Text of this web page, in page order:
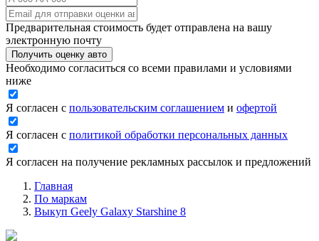
Предварительная стоимость будет отправлена на вашу
электронную почту
Получить оценку авто
Необходимо согласиться со всеми правилами и условиями
ниже
Я согласен с пользовательским соглашением и офертой
Я согласен с политикой обработки персональных данных
Я согласен на получение рекламных рассылок и предложений
Главная
По маркам
Выкуп Geely Galaxy Starshine 8